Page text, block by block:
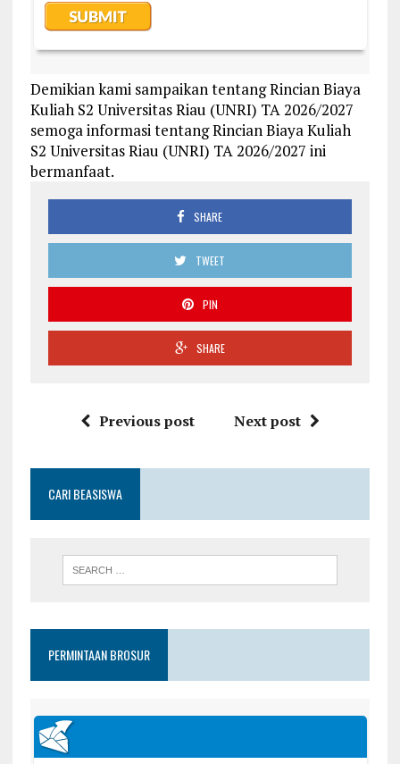
Demikian kami sampaikan tentang Rincian Biaya
Kuliah S2 Universitas Riau (UNRI) TA 2026/2027
semoga informasi tentang Rincian Biaya Kuliah
S2 Universitas Riau (UNRI) TA 2026/2027 ini
bermanfaat.
SHARE
TWEET
PIN
SHARE
Previous post Next post
CARI BEASISWA
PERMINTAAN BROSUR